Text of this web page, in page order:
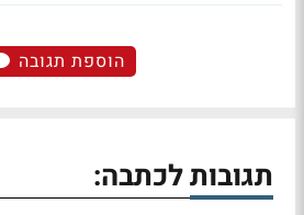
הוספת תגובה
תגובות לכתבה: